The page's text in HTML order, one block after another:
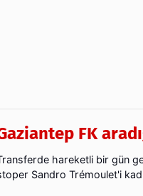
FK
hareketli bir gün
Sandro Trémoulet'i